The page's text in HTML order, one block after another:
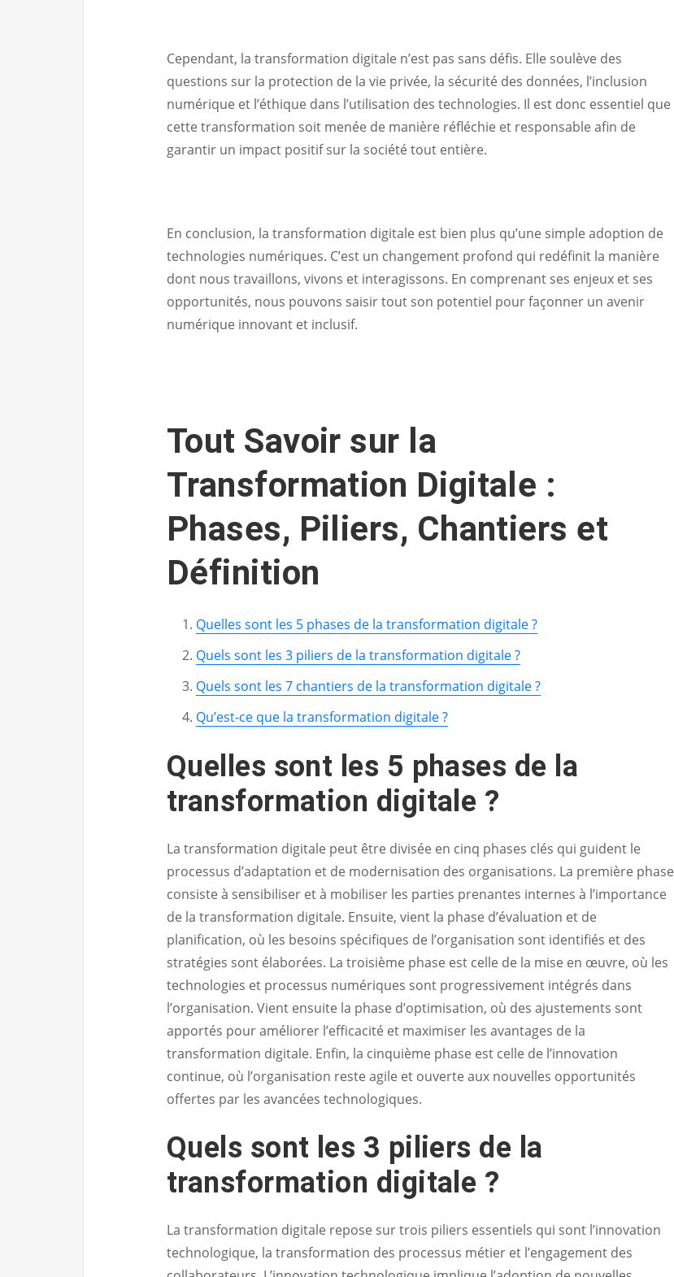
Cependant, la transformation digitale n’est pas sans défis. Elle soulève des
questions sur la protection de la vie privée, la sécurité des données, l’inclusion
numérique et l’éthique dans l’utilisation des technologies. Il est donc essentiel que
cette transformation soit menée de manière réfléchie et responsable afin de
garantir un impact positif sur la société tout entière.
En conclusion, la transformation digitale est bien plus qu’une simple adoption de
technologies numériques. C’est un changement profond qui redéfinit la manière
dont nous travaillons, vivons et interagissons. En comprenant ses enjeux et ses
opportunités, nous pouvons saisir tout son potentiel pour façonner un avenir
numérique innovant et inclusif.
Tout Savoir sur la
Transformation Digitale :
Phases, Piliers, Chantiers et
Définition
Quelles sont les 5 phases de la transformation digitale ?
Quels sont les 3 piliers de la transformation digitale ?
Quels sont les 7 chantiers de la transformation digitale ?
Qu’est-ce que la transformation digitale ?
Quelles sont les 5 phases de la
transformation digitale ?
La transformation digitale peut être divisée en cinq phases clés qui guident le
processus d’adaptation et de modernisation des organisations. La première phase
consiste à sensibiliser et à mobiliser les parties prenantes internes à l’importance
de la transformation digitale. Ensuite, vient la phase d’évaluation et de
planification, où les besoins spécifiques de l’organisation sont identifiés et des
stratégies sont élaborées. La troisième phase est celle de la mise en œuvre, où les
technologies et processus numériques sont progressivement intégrés dans
l’organisation. Vient ensuite la phase d’optimisation, où des ajustements sont
apportés pour améliorer l’efficacité et maximiser les avantages de la
transformation digitale. Enfin, la cinquième phase est celle de l’innovation
continue, où l’organisation reste agile et ouverte aux nouvelles opportunités
offertes par les avancées technologiques.
Quels sont les 3 piliers de la
transformation digitale ?
La transformation digitale repose sur trois piliers essentiels qui sont l’innovation
technologique, la transformation des processus métier et l’engagement des